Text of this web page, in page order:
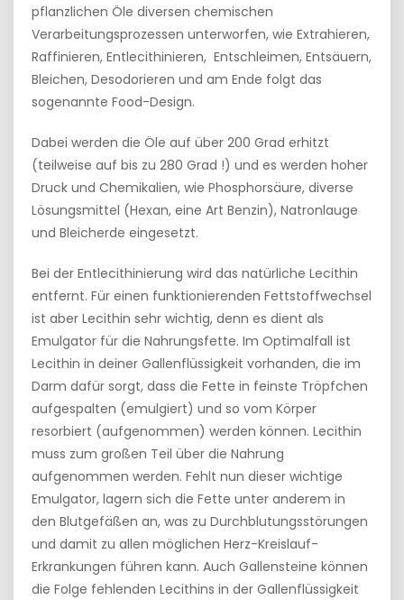
pflanzlichen Öle diversen chemischen
Verarbeitungsprozessen unterworfen, wie Extrahieren,
Raffinieren, Entlecithinieren, Entschleimen, Entsäuern,
Bleichen, Desodorieren und am Ende folgt das
sogenannte Food-Design.
Dabei werden die Öle auf über 200 Grad erhitzt
(teilweise auf bis zu 280 Grad !) und es werden hoher
Druck und Chemikalien, wie Phosphorsäure, diverse
Lösungsmittel (Hexan, eine Art Benzin), Natronlauge
und Bleicherde eingesetzt.
Bei der Entlecithinierung wird das natürliche Lecithin
entfernt. Für einen funktionierenden Fettstoffwechsel
ist aber Lecithin sehr wichtig, denn es dient als
Emulgator für die Nahrungsfette. Im Optimalfall ist
Lecithin in deiner Gallenflüssigkeit vorhanden, die im
Darm dafür sorgt, dass die Fette in feinste Tröpfchen
aufgespalten (emulgiert) und so vom Körper
resorbiert (aufgenommen) werden können. Lecithin
muss zum großen Teil über die Nahrung
aufgenommen werden. Fehlt nun dieser wichtige
Emulgator, lagern sich die Fette unter anderem in
den Blutgefäßen an, was zu Durchblutungsstörungen
und damit zu allen möglichen Herz-Kreislauf-
Erkrankungen führen kann. Auch Gallensteine können
die Folge fehlenden Lecithins in der Gallenflüssigkeit